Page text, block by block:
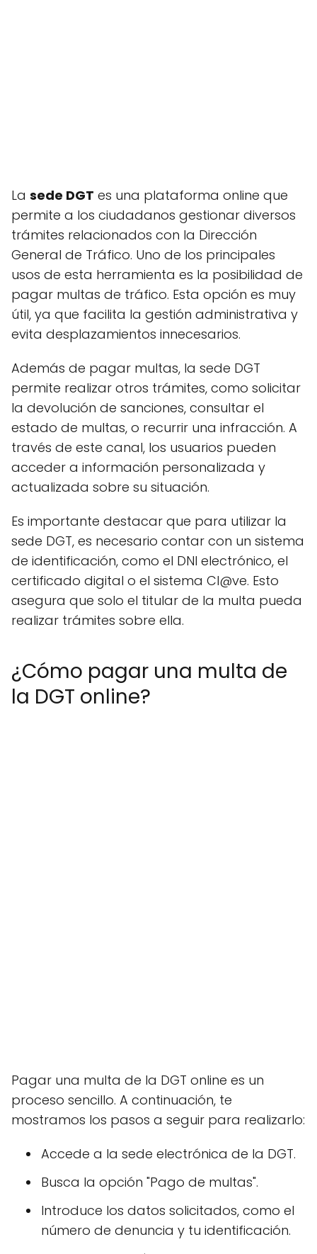
La sede DGT es una plataforma online que
permite a los ciudadanos gestionar diversos
trámites relacionados con la Dirección
General de Tráfico. Uno de los principales
usos de esta herramienta es la posibilidad de
pagar multas de tráfico. Esta opción es muy
útil, ya que facilita la gestión administrativa y
evita desplazamientos innecesarios.
Además de pagar multas, la sede DGT
permite realizar otros trámites, como solicitar
la devolución de sanciones, consultar el
estado de multas, o recurrir una infracción. A
través de este canal, los usuarios pueden
acceder a información personalizada y
actualizada sobre su situación.
Es importante destacar que para utilizar la
sede DGT, es necesario contar con un sistema
de identificación, como el DNI electrónico, el
certificado digital o el sistema Cl@ve. Esto
asegura que solo el titular de la multa pueda
realizar trámites sobre ella.
¿Cómo pagar una multa de
la DGT online?
Pagar una multa de la DGT online es un
proceso sencillo. A continuación, te
mostramos los pasos a seguir para realizarlo:
Accede a la sede electrónica de la DGT.
Busca la opción "Pago de multas".
Introduce los datos solicitados, como el
número de denuncia y tu identificación.